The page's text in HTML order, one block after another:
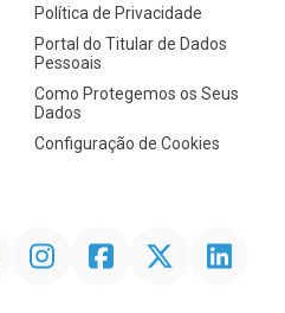
Política de Privacidade
Portal do Titular de Dados
Pessoais
Como Protegemos os Seus
Dados
Configuração de Cookies
InstagramFacebookTwitter Linkedin